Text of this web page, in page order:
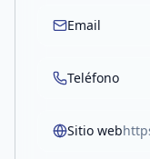
Email
Teléfono
Sitio web